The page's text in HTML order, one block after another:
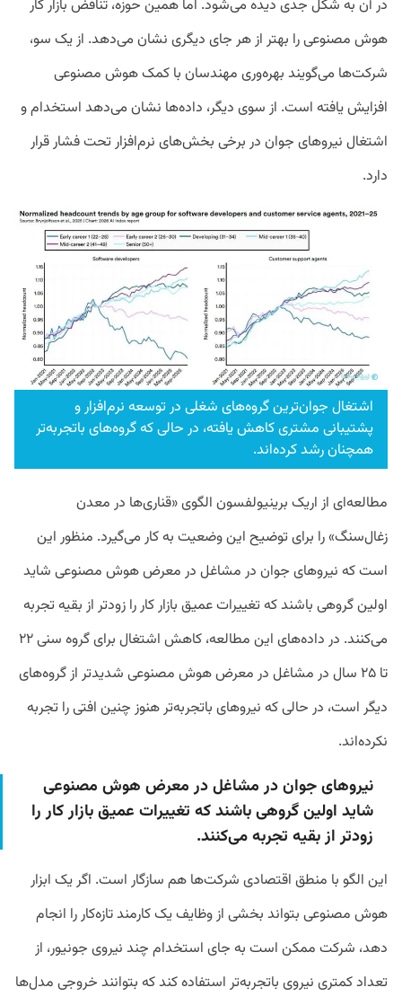
در آن به شکل جدی دیده می‌شود. اما همین حوزه، تناقض بازار کار
هوش مصنوعی را بهتر از هر جای دیگری نشان می‌دهد. از یک سو،
شرکت‌ها می‌گویند بهره‌وری مهندسان با کمک هوش مصنوعی
افزایش یافته است. از سوی دیگر، داده‌ها نشان می‌دهد استخدام و
اشتغال نیروهای جوان در برخی بخش‌های نرم‌افزار تحت فشار قرار
دارد.
اشتغال جوان‌ترین گروه‌های شغلی در توسعه نرم‌افزار و
پشتیبانی مشتری کاهش یافته، در حالی که گروه‌های باتجربه‌تر
همچنان رشد کرده‌اند.
مطالعه‌ای از اریک برینیولفسون الگوی «قناری‌ها در معدن
زغال‌سنگ» را برای توضیح این وضعیت به کار می‌گیرد. منظور این
است که نیروهای جوان در مشاغل در معرض هوش مصنوعی شاید
اولین گروهی باشند که تغییرات عمیق بازار کار را زودتر از بقیه تجربه
می‌کنند. در داده‌های این مطالعه، کاهش اشتغال برای گروه سنی ۲۲
تا ۲۵ سال در مشاغل در معرض هوش مصنوعی شدیدتر از گروه‌های
دیگر است، در حالی که نیروهای باتجربه‌تر هنوز چنین افتی را تجربه
نکرده‌اند.
نیروهای جوان در مشاغل در معرض هوش مصنوعی
شاید اولین گروهی باشند که تغییرات عمیق بازار کار را
زودتر از بقیه تجربه می‌کنند.
این الگو با منطق اقتصادی شرکت‌ها هم سازگار است. اگر یک ابزار
هوش مصنوعی بتواند بخشی از وظایف یک کارمند تازه‌کار را انجام
دهد، شرکت ممکن است به جای استخدام چند نیروی جونیور، از
تعداد کمتری نیروی باتجربه‌تر استفاده کند که بتوانند خروجی مدل‌ها